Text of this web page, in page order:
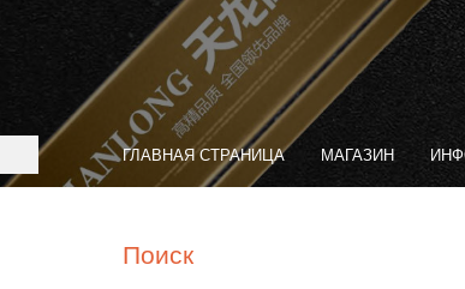
ГЛАВНАЯ СТРАНИЦА МАГАЗИН
Поиск